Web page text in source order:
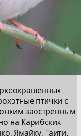
птички с
заострённым
на Карибских
Ямайку, Гаити.